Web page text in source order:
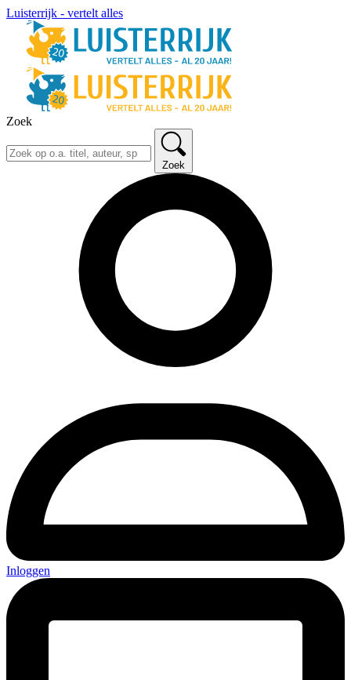
Luisterrijk - vertelt alles
Zoek
Zoek
Inloggen